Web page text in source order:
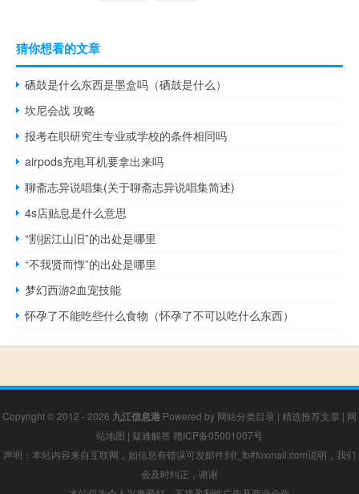
猜你想看的文章
硒鼓是什么东西是墨盒吗（硒鼓是什么）
坎尼会战 攻略
报考在职研究生专业或学校的条件相同吗
airpods充电耳机要拿出来吗
聊斋志异说唱集(关于聊斋志异说唱集简述)
4s店贴息是什么意思
“割据江山旧”的出处是哪里
“不我贤而惸”的出处是哪里
梦幻西游2血宠技能
怀孕了不能吃些什么食物（怀孕了不可以吃什么东西）
Copyright © 2012 - 2026 九江信息港 Powered by 网站分类目录 | 精选推荐文章 | 网
站地图 | 疑难解答 赣ICP备05001007号
声明：本站内容来自互联网，如信息有错误可发邮件到f_fb#foxmail.com说明，我们
会及时纠正，谢谢